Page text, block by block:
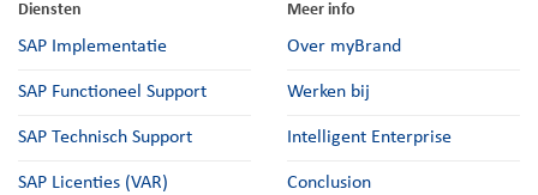
Diensten
SAP Implementatie
SAP Functioneel Support
SAP Technisch Support
SAP Licenties (VAR)
Meer info
Over myBrand
Werken bij
Intelligent Enterprise
Conclusion